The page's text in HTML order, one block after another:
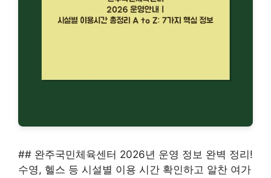
## 완주국민체육센터 2026년 운영 정보 완벽 정리!
수영, 헬스 등 시설별 이용 시간 확인하고 알찬 여가